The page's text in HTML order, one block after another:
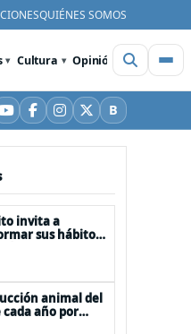
QUIÉNES SOMOS
Cultura Opinión Videos
YouTube
Facebook
Instagram
X BBluesky
invita a
sus hábitos
animal del
año por
se pueden